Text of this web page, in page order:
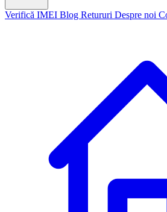
Verifică IMEI Blog Retururi Despre noi